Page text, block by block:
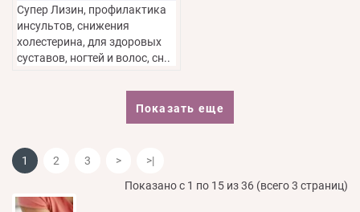
Супер Лизин, профилактика
инсультов, снижения
холестерина, для здоровых
суставов, ногтей и волос, сн..
Показать еще
1 2 3 >
>|
Показано с 1 по 15 из 36 (всего 3 страниц)